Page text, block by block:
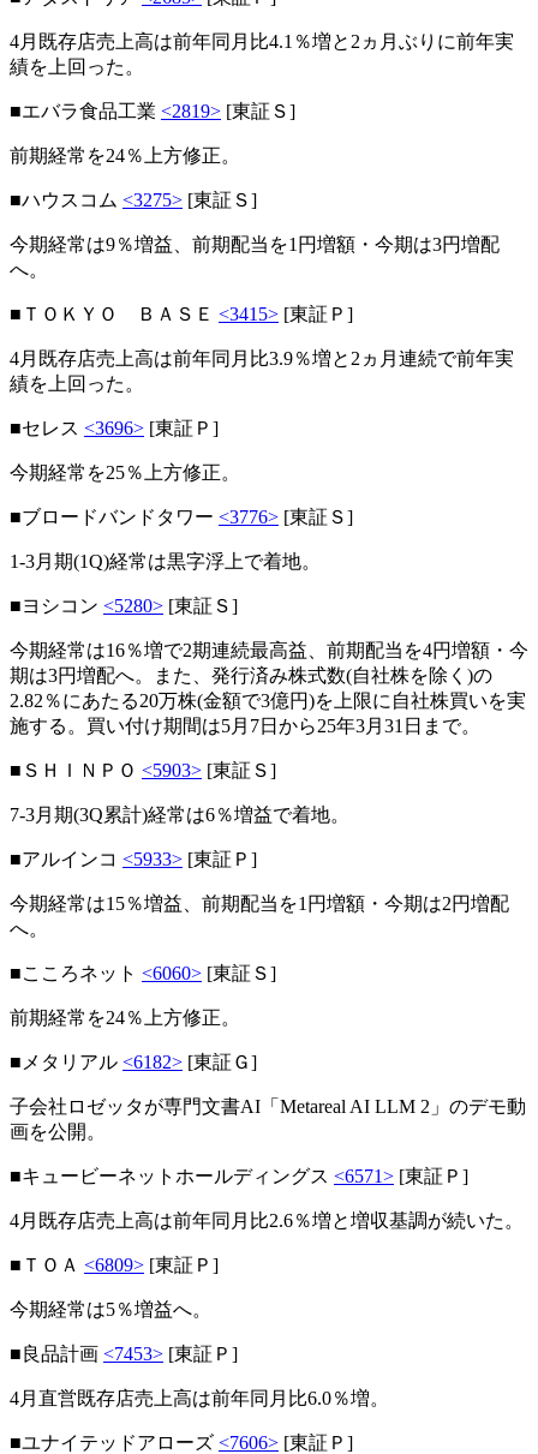
4月既存店売上高は前年同月比4.1％増と2ヵ月ぶりに前年実
績を上回った。
■エバラ食品工業 <2819> [東証Ｓ]
前期経常を24％上方修正。
■ハウスコム <3275> [東証Ｓ]
今期経常は9％増益、前期配当を1円増額・今期は3円増配
へ。
■ＴＯＫＹＯ ＢＡＳＥ <3415> [東証Ｐ]
4月既存店売上高は前年同月比3.9％増と2ヵ月連続で前年実
績を上回った。
■セレス <3696> [東証Ｐ]
今期経常を25％上方修正。
■ブロードバンドタワー <3776> [東証Ｓ]
1-3月期(1Q)経常は黒字浮上で着地。
■ヨシコン <5280> [東証Ｓ]
今期経常は16％増で2期連続最高益、前期配当を4円増額・今
期は3円増配へ。また、発行済み株式数(自社株を除く)の
2.82％にあたる20万株(金額で3億円)を上限に自社株買いを実
施する。買い付け期間は5月7日から25年3月31日まで。
■ＳＨＩＮＰＯ <5903> [東証Ｓ]
7-3月期(3Q累計)経常は6％増益で着地。
■アルインコ <5933> [東証Ｐ]
今期経常は15％増益、前期配当を1円増額・今期は2円増配
へ。
■こころネット <6060> [東証Ｓ]
前期経常を24％上方修正。
■メタリアル <6182> [東証Ｇ]
子会社ロゼッタが専門文書AI「Metareal AI LLM 2」のデモ動
画を公開。
■キュービーネットホールディングス <6571> [東証Ｐ]
4月既存店売上高は前年同月比2.6％増と増収基調が続いた。
■ＴＯＡ <6809> [東証Ｐ]
今期経常は5％増益へ。
■良品計画 <7453> [東証Ｐ]
4月直営既存店売上高は前年同月比6.0％増。
■ユナイテッドアローズ <7606> [東証Ｐ]